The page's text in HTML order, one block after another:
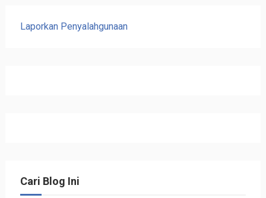
Laporkan Penyalahgunaan
Cari Blog Ini